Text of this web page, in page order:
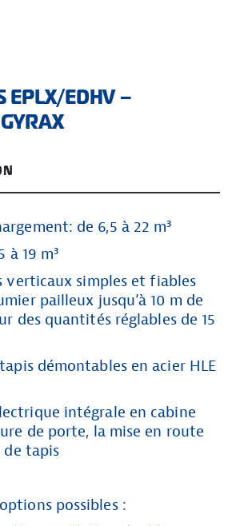
EPLX/EDHV –
de 6,5 à 22 m³
à 19 m³
verticaux simples et fiables
pailleux jusqu’à 10 m de
des quantités réglables de 15
démontables en acier HLE
intégrale en cabine
de porte, la mise en route
de tapis
possibles :